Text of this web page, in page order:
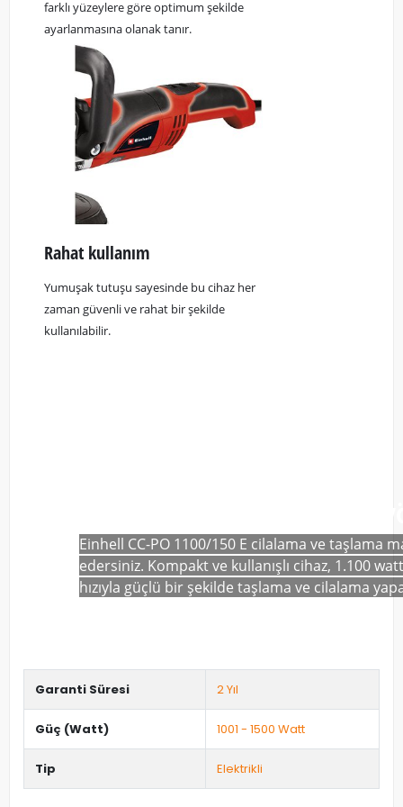
farklı yüzeylere göre optimum şekilde
ayarlanmasına olanak tanır.
Rahat kullanım
Yumuşak tutuşu sayesinde bu cihaz her
zaman güvenli ve rahat bir şekilde
kullanılabilir.
Einhell CC-PO 1100/150 E cilalama ve taşlama
edersiniz. Kompakt ve kullanışlı cihaz, 1.100
hızıyla güçlü bir şekilde taşlama ve cilalama
Garanti Süresi 2 Yıl
Güç (Watt) 1001 - 1500 Watt
Tip Elektrikli